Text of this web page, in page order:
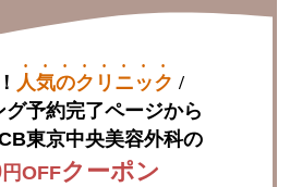
人気のクリニック /
グ予約完了ページから
東京中央美容外科
円OFFクーポン